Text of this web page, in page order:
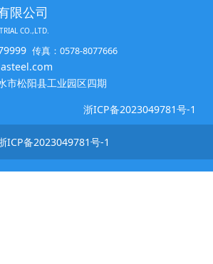
限公司
CO.,LTD.
传真：0578-8077666
市松阳县工业园区四期
浙ICP备2023049781号-1
ICP备2023049781号-1